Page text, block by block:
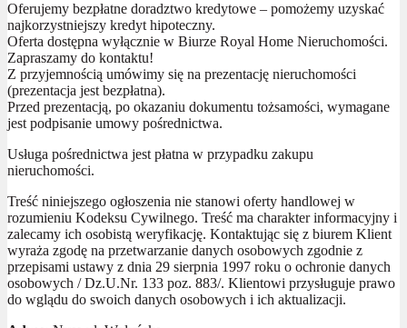
Oferujemy bezpłatne doradztwo kredytowe – pomożemy uzyskać
najkorzystniejszy kredyt hipoteczny.
Oferta dostępna wyłącznie w Biurze Royal Home Nieruchomości.
Zapraszamy do kontaktu!
Z przyjemnością umówimy się na prezentację nieruchomości
(prezentacja jest bezpłatna).
Przed prezentacją, po okazaniu dokumentu tożsamości, wymagane
jest podpisanie umowy pośrednictwa.
Usługa pośrednictwa jest płatna w przypadku zakupu
nieruchomości.
Treść niniejszego ogłoszenia nie stanowi oferty handlowej w
rozumieniu Kodeksu Cywilnego. Treść ma charakter informacyjny i
zalecamy ich osobistą weryfikację. Kontaktując się z biurem Klient
wyraża zgodę na przetwarzanie danych osobowych zgodnie z
przepisami ustawy z dnia 29 sierpnia 1997 roku o ochronie danych
osobowych / Dz.U.Nr. 133 poz. 883/. Klientowi przysługuje prawo
do wglądu do swoich danych osobowych i ich aktualizacji.